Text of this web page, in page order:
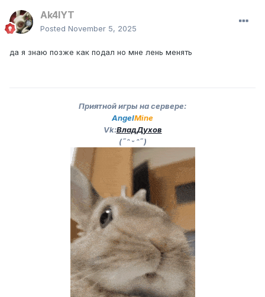
Ak4lYT
Posted November 5, 2025
да я знаю позже как подал но мне лень менять
Приятной игры на сервере:
AngelMine
Vk:ВладДухов
(˶ᵔ ᵕ ᵔ˶)